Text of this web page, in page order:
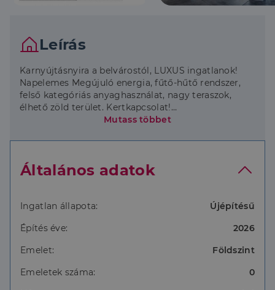
Leírás
Karnyújtásnyira a belvárostól, LUXUS ingatlanok!
Napelemes Megújuló energia, fűtő-hűtő rendszer,
felső kategóriás anyaghasználat, nagy teraszok,
élhető zöld terület. Kertkapcsolat!
teremgarázs beálló, melyek megvásárlandók.
Műszaki adatok:
nyílászárók: aluminium szerkezetű, háromrétegű
üvegezéssel,
Mutass többet
Általános adatok
Ingatlan állapota:
Újépítésű
Építés éve:
2026
Emelet:
Földszint
Emeletek száma:
0